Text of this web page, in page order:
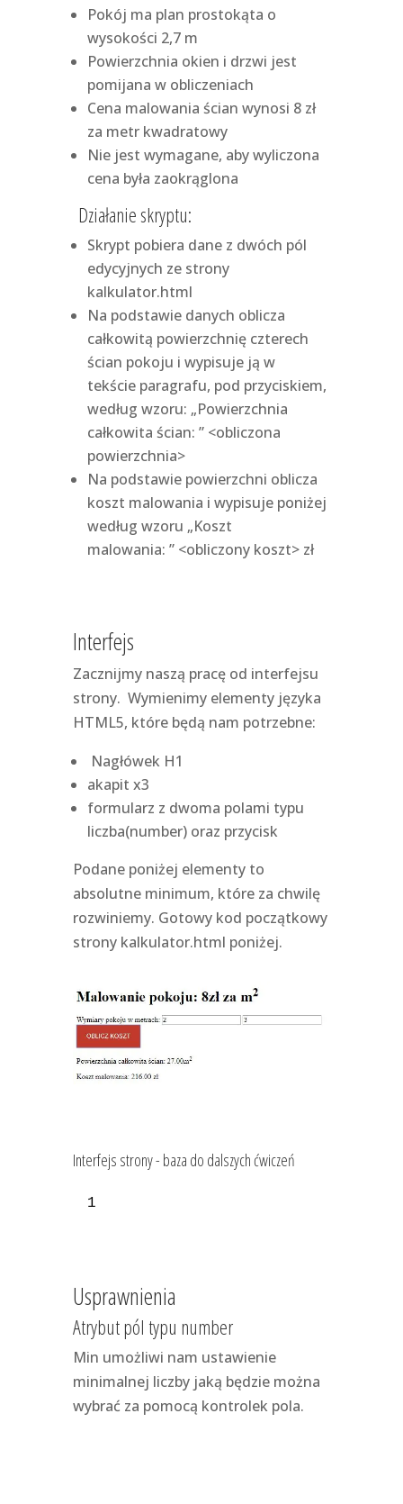
Pokój ma plan prostokąta o
wysokości 2,7 m
Powierzchnia okien i drzwi jest
pomijana w obliczeniach
Cena malowania ścian wynosi 8 zł
za metr kwadratowy
Nie jest wymagane, aby wyliczona
cena była zaokrąglona
Działanie skryptu:
Skrypt pobiera dane z dwóch pól
edycyjnych ze strony
kalkulator.html
Na podstawie danych oblicza
całkowitą powierzchnię czterech
ścian pokoju i wypisuje ją w
tekście paragrafu, pod przyciskiem,
według wzoru: „Powierzchnia
całkowita ścian: ” <obliczona
powierzchnia>
Na podstawie powierzchni oblicza
koszt malowania i wypisuje poniżej
według wzoru „Koszt
malowania: ” <obliczony koszt> zł
Interfejs
Zacznijmy naszą pracę od interfejsu
strony. Wymienimy elementy języka
HTML5, które będą nam potrzebne:
Nagłówek H1
akapit x3
formularz z dwoma polami typu
liczba(number) oraz przycisk
Podane poniżej elementy to
absolutne minimum, które za chwilę
rozwiniemy. Gotowy kod początkowy
strony kalkulator.html poniżej.
Interfejs strony - baza do dalszych ćwiczeń
1
Usprawnienia
Atrybut pól typu number
Min umożliwi nam ustawienie
minimalnej liczby jaką będzie można
wybrać za pomocą kontrolek pola.